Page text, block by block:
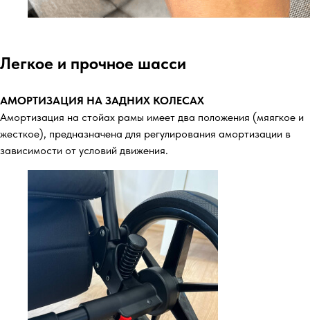
Легкое и прочное шасси
АМОРТИЗАЦИЯ НА ЗАДНИХ КОЛЕСАХ
Амортизация на стойах рамы имеет два положения (мяягкое и
жесткое), предназначена для регулирования амортизации в
зависимости от условий движения.